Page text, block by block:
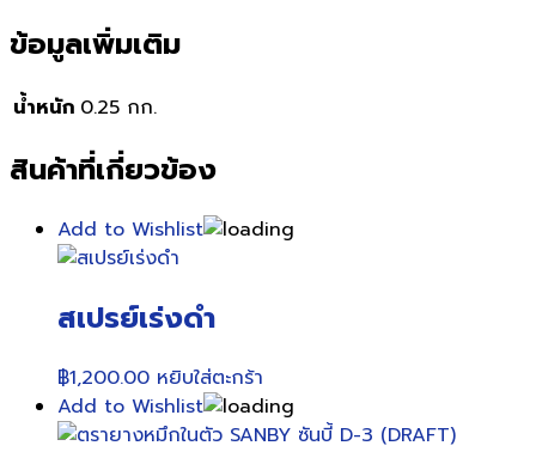
ข้อมูลเพิ่มเติม
น้ำหนัก 0.25 กก.
สินค้าที่เกี่ยวข้อง
Add to Wishlist
สเปรย์เร่งดำ
฿1,200.00 หยิบใส่ตะกร้า
Add to Wishlist